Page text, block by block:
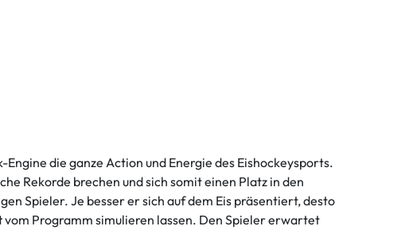
die ganze Action und Energie des Eishockeysports.
Rekorde brechen und sich somit einen Platz in den
Spieler. Je besser er sich auf dem Eis präsentiert, desto
vom Programm simulieren lassen. Den Spieler erwartet